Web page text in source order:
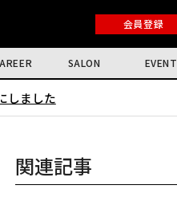
会員登録
SALON EVENT
しました
関連記事